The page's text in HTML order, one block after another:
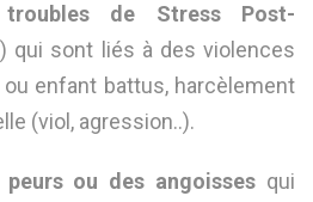
de Stress Post-
qui sont liés à des violences
enfant battus, harcèlement
(viol, agression..).
peurs ou des angoisses qui